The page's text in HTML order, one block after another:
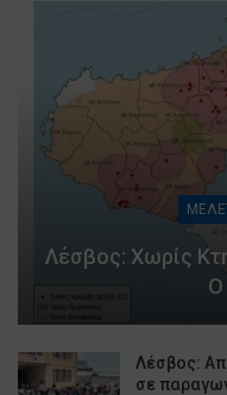
Λέσβος: Χωρίς
Ο
Λέσβος:
σε